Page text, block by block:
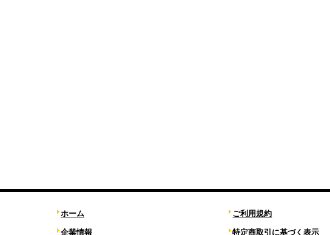
ホーム
企業情報
ご利用規約
特定商取引に基づく表示